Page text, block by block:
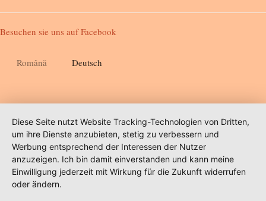
Diese Seite nutzt Website Tracking-Technologien von Dritten,
um ihre Dienste anzubieten, stetig zu verbessern und
Werbung entsprechend der Interessen der Nutzer
anzuzeigen. Ich bin damit einverstanden und kann meine
Einwilligung jederzeit mit Wirkung für die Zukunft widerrufen
oder ändern.
Besuchen sie uns aufFacebook
Română Deutsch